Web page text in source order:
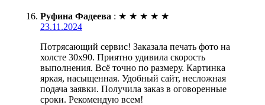
Руфина Фадеева : ★ ★ ★ ★ ★
23.11.2024
Потрясающий сервис! Заказала печать фото на
холсте 30х90. Приятно удивила скорость
выполнения. Всё точно по размеру. Картинка
яркая, насыщенная. Удобный сайт, несложная
подача заявки. Получила заказ в оговоренные
сроки. Рекомендую всем!